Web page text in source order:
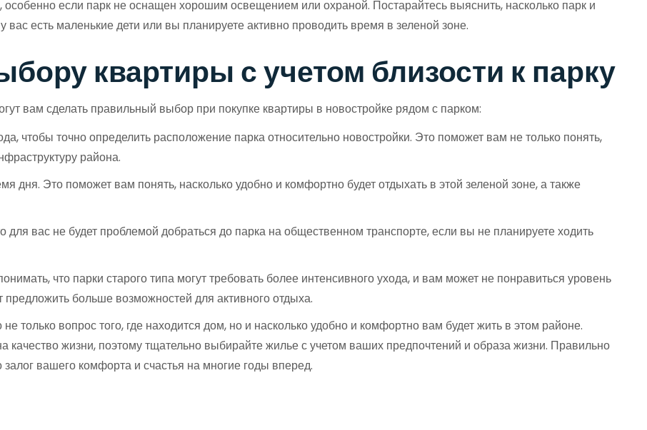
особенно если парк не оснащен хорошим освещением или охраной. Постарайтесь выяснить, насколько парк и
есть маленькие дети или вы планируете активно проводить время в зеленой зоне.
квартиры с учетом близости к парку
вам сделать правильный выбор при покупке квартиры в новостройке рядом с парком:
чтобы точно определить расположение парка относительно новостройки. Это поможет вам не только понять,
района.
дня. Это поможет вам понять, насколько удобно и комфортно будет отдыхать в этой зеленой зоне, а также
для вас не будет проблемой добраться до парка на общественном транспорте, если вы не планируете ходить
что парки старого типа могут требовать более интенсивного ухода, и вам может не понравиться уровень
больше возможностей для активного отдыха.
только вопрос того, где находится дом, но и насколько удобно и комфортно вам будет жить в этом районе.
качество жизни, поэтому тщательно выбирайте жилье с учетом ваших предпочтений и образа жизни. Правильно
вашего комфорта и счастья на многие годы вперед.